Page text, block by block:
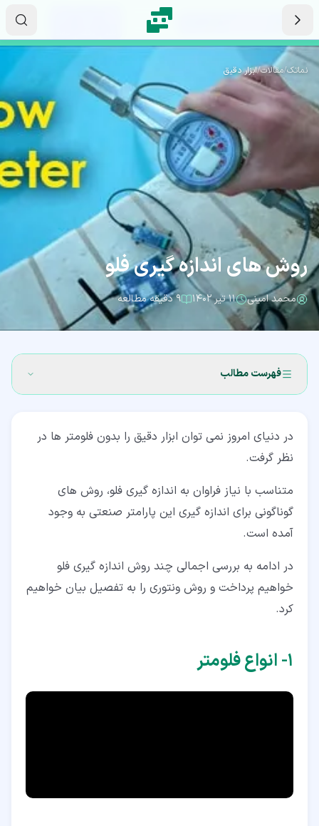
نماتک/مقالات/ابزار دقیق
روش های اندازه گیری فلو
محمد امینی ۱۱ تیر ۱۴۰۲ ۹ دقیقه مطالعه
فهرست مطالب
۲‏- مفاهیم و اصطلاحات فلومتر
۴‏-‏۱‏- رابطه فلو جرمی و حجمی
۵‏-‏۱‏- رابطه سرعت برای محاسبه و انتخاب فلومتر
در دنیای امروز نمی توان ابزار دقیق را بدون فلومتر ها در
نظر گرفت.
متناسب با نیاز فراوان به اندازه گیری فلو، روش های
گوناگونی برای اندازه گیری این پارامتر صنعتی به وجود
آمده است.
در ادامه به بررسی اجمالی چند روش اندازه گیری فلو
خواهیم پرداخت و روش ونتوری را به تفصیل بیان خواهیم
کرد.
۱‏- انواع فلومتر